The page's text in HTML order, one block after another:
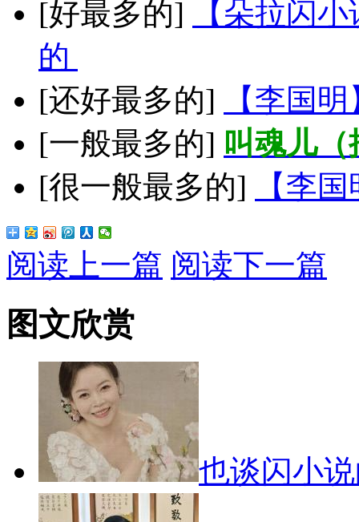
[好最多的]
【朵拉闪
的
[还好最多的]
【李国
[一般最多的] 叫魂儿
[很一般最多的]
【李
阅读上一篇 阅读下一篇
图文欣赏
也谈闪小